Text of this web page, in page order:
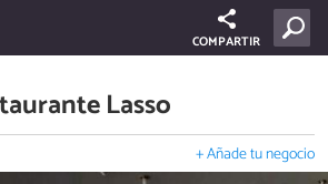
COMPARTIR
Lasso
+ Añade tu negocio